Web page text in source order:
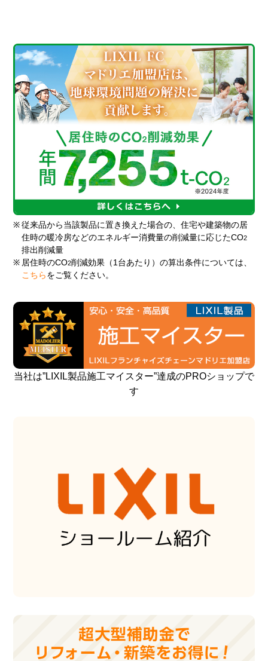
※ 従来品から当該製品に置き換えた場合の、住宅や建築物の居
住時の暖冷房などのエネルギー消費量の削減量に応じたCO2
排出削減量
※ 居住時のCO2削減効果（1台あたり）の算出条件については、
こちら をご覧ください。
当社は”LIXIL製品施工マイスター”達成のPROショップで
す